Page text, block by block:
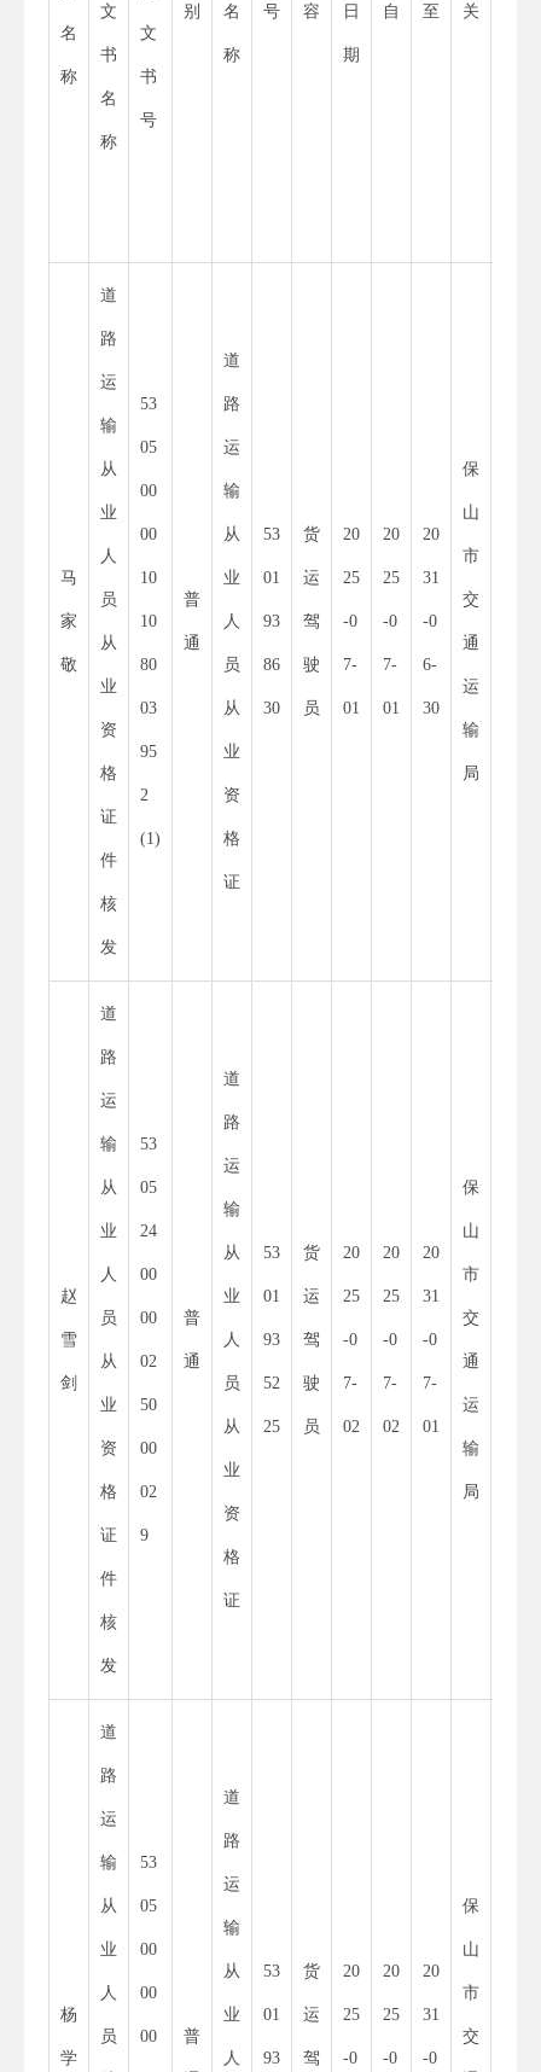
名
称
文
书
名
称
文
书
号
别 名
称
号 容 日
期
自 至 关
马
家
敬
道
路
运
输
从
业
人
员
从
业
资
格
证
件
核
发
53
05
00
00
10
10
80
03
95
2
(1)
普
通
道
路
运
输
从
业
人
员
从
业
资
格
证
53
01
93
86
30
货
运
驾
驶
员
20
25
-0
7-
01
20
25
-0
7-
01
20
31
-0
6-
30
保
山
市
交
通
运
输
局
赵
雪
剑
道
路
运
输
从
业
人
员
从
业
资
格
证
件
核
发
53
05
24
00
00
02
50
00
02
9
普
通
道
路
运
输
从
业
人
员
从
业
资
格
证
53
01
93
52
25
货
运
驾
驶
员
20
25
-0
7-
02
20
25
-0
7-
02
20
31
-0
7-
01
保
山
市
交
通
运
输
局
杨
学
道
路
运
输
从
业
人
员
53
05
00
00
00 普
道
路
运
输
从
业
人
53
01
93
货
运
驾
20
25
-0
20
25
-0
20
31
-0
保
山
市
交